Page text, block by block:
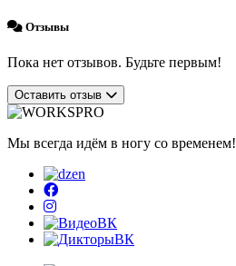
Отзывы
Пока нет отзывов. Будьте первым!
Оставить отзыв
Мы всегда идём в ногу со временем!